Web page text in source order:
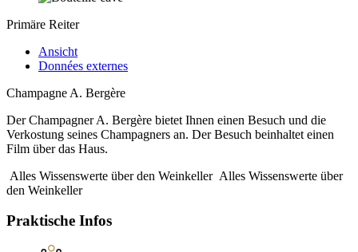
Primäre Reiter
Ansicht
Données externes
Champagne A. Bergère
Der Champagner A. Bergère bietet Ihnen einen Besuch und die
Verkostung seines Champagners an. Der Besuch beinhaltet einen
Film über das Haus.
Alles Wissenswerte über den Weinkeller Alles Wissenswerte über
den Weinkeller
Praktische Infos